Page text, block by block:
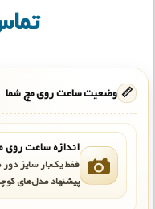
📏 وضعیت ساعت روی مچ شما
اندازه ساعت روی
فقط یک‌بار سایز
پیشنهاد مدل‌های